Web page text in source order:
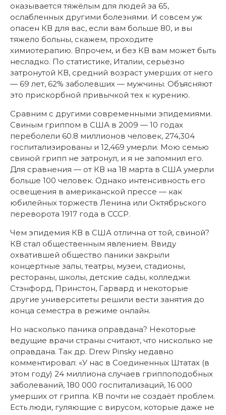
оказывается тяжёлым для людей за 65,
ослабленных другими болезнями. И совсем уж
опасен КВ для вас, если вам больше 80, и вы
тяжело больны, скажем, проходите
химиотерапию. Впрочем, и без КВ вам может быть
несладко. По статистике, Италии, серьёзно
затронутой КВ, средний возраст умерших от него
— 69 лет, 62% заболевших — мужчины. Объясняют
это прискорбной привычкой тех к курению.
Сравним с другими современными эпидемиями.
Свиным гриппом в США в 2009 — 10 годах
переболели 60.8 миллионов человек, 274,304
госпитализированы и 12,469 умерли. Мою семью
свиной грипп не затронул, и я не запомнил его.
Для сравнения — от КВ на 18 марта в США умерли
больше 100 человек. Однако интенсивность его
освещения в американской прессе — как
юбилейных торжеств Ленина или Октябрьского
переворота 1917 года в СССР.
Чем эпидемия КВ в США отлична от той, свиной?
КВ стал общественным явлением. Ввиду
охватившей общество паники закрыли
концертные залы, театры, музеи, стадионы,
рестораны, школы, детские сады, колледжи.
Стэнфорд, Принстон, Гарвард и некоторые
другие университеты решили вести занятия до
конца семестра в режиме онлайн.
Но насколько паника оправдана? Некоторые
ведущие врачи страны считают, что нисколько не
оправдана. Так др. Drew Pinsky недавно
комментировал: «У нас в Соединенных Штатах (в
этом году) 24 миллиона случаев гриппоподобных
заболеваний, 180 000 госпитализаций, 16 000
умерших от гриппа. КВ почти не создаёт проблем.
Есть люди, гуляющие с вирусом, которые даже не